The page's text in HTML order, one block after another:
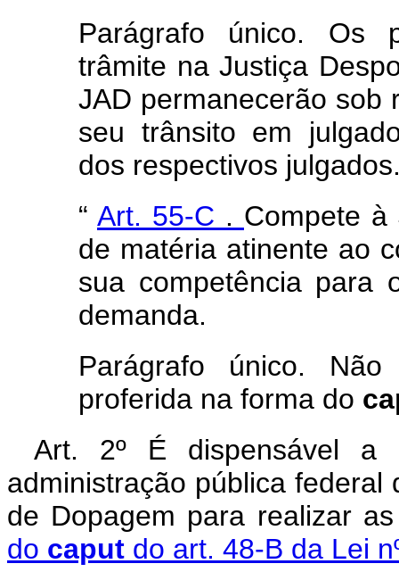
Parágrafo único. Os
trâmite na Justiça
JAD permanecerão sob
seu trânsito em
dos respectivos
“ Art. 55-C . Compete à
de matéria atinente ao
sua competência para
demanda.
Parágrafo único.
proferida na forma do
Art. 2º É dispensável a
administração pública
de Dopagem para realizar
do caput do art. 48-B da Lei